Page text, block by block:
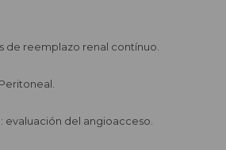
de reemplazo renal contínuo.
evaluación del angioacceso.